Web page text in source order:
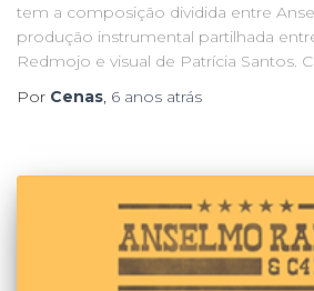
tem a composição dividida entre
produção instrumental partilhada
Redmojo e visual de Patrícia Santos.
Por Cenas, 6 anos atrás